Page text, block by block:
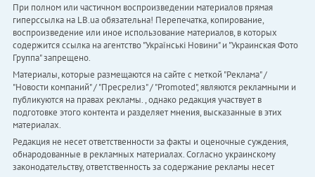
При полном или частичном воспроизведении материалов прямая
гиперссылка на LB.ua обязательна! Перепечатка, копирование,
воспроизведение или иное использование материалов, в которых
содержится ссылка на агентство "Українськi Новини" и "Украинская Фото
Группа" запрещено.
Материалы, которые размещаются на сайте с меткой "Реклама" /
"Новости компаний" / "Пресрелиз" / "Promoted", являются рекламными и
публикуются на правах рекламы. , однако редакция участвует в
подготовке этого контента и разделяет мнения, высказанные в этих
материалах.
Редакция не несет ответственности за факты и оценочные суждения,
обнародованные в рекламных материалах. Согласно украинскому
законодательству, ответственность за содержание рекламы несет